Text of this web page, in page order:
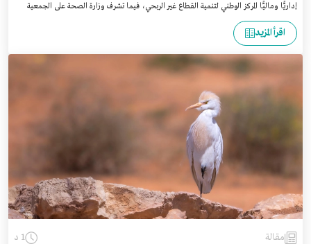
إداريًّا وماليًّا المركز الوطني لتنمية القطاع غير الربحي، فيما تشرف وزارة الصحة على الجمعية
اقرأ المزيد
مقالة 1 د